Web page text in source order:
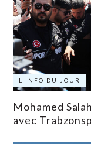
L'INFO DU JOUR
Mohamed
avec